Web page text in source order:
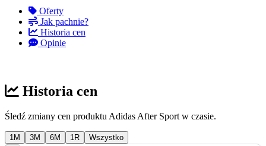
Oferty
Jak pachnie?
Historia cen
Opinie
Historia cen
Śledź zmiany cen produktu Adidas After Sport w czasie.
1M 3M 6M 1R Wszystko